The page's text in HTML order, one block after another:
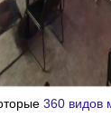
360 видов